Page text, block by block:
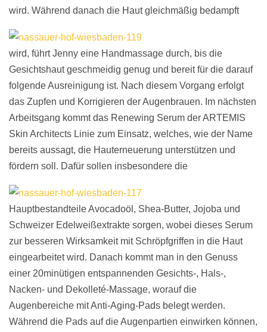
wird. Während danach die Haut gleichmäßig bedampft
wird, führt Jenny eine Handmassage durch, bis die
Gesichtshaut geschmeidig genug und bereit für die darauf
folgende Ausreinigung ist. Nach diesem Vorgang erfolgt
das Zupfen und Korrigieren der Augenbrauen. Im nächsten
Arbeitsgang kommt das Renewing Serum der ARTEMIS
Skin Architects Linie zum Einsatz, welches, wie der Name
bereits aussagt, die Hauterneuerung unterstützen und
fördern soll. Dafür sollen insbesondere die
Hauptbestandteile Avocadoöl, Shea-Butter, Jojoba und
Schweizer Edelweißextrakte sorgen, wobei dieses Serum
zur besseren Wirksamkeit mit Schröpfgriffen in die Haut
eingearbeitet wird. Danach kommt man in den Genuss
einer 20minütigen entspannenden Gesichts-, Hals-,
Nacken- und Dekolleté-Massage, worauf die
Augenbereiche mit Anti-Aging-Pads belegt werden.
Während die Pads auf die Augenpartien einwirken können,